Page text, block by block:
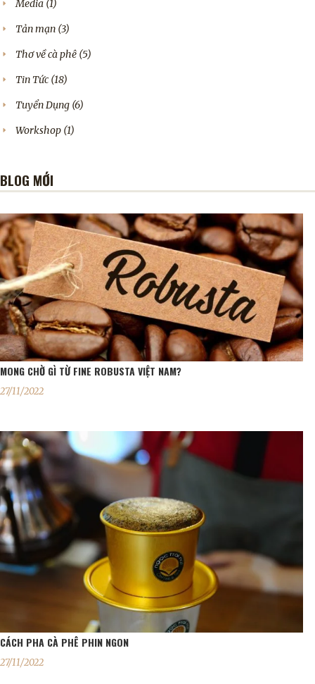
Media (1)
Tản mạn (3)
Thơ về cà phê (5)
Tin Tức (18)
Tuyển Dụng (6)
Workshop (1)
BLOG MỚI
MONG CHỜ GÌ TỪ FINE ROBUSTA VIỆT NAM?
27/11/2022
CÁCH PHA CÀ PHÊ PHIN NGON
27/11/2022